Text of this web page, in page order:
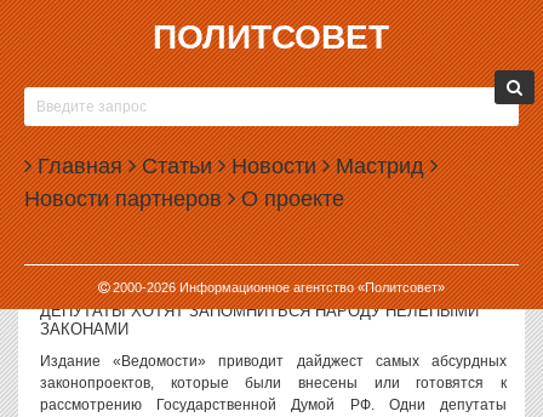
ПОЛИТСОВЕТ
Главная Статьи Новости Мастрид
Новости партнеров О проекте
2000-2026Информационное агентство «Политсовет»
12.02.2007, 16:00
БУТУСОВ НЕ ПРИЕХАЛ НА ПОХОРОНЫ ИЛЬИ
КОРМИЛЬЦЕВА
9 февраля в Москве, на Троекуровском кладбище, был похоронен
поэт, издатель, автор хитов культовой группы «Наутилус
Помпилиус» Илья Кормильцев. Как сообщает газета
«Комсомольская правда», проводить в...
12.02.2007, 15:38
ДЕПУТАТЫ ХОТЯТ ЗАПОМНИТЬСЯ НАРОДУ НЕЛЕПЫМИ
ЗАКОНАМИ
Издание «Ведомости» приводит дайджест самых абсурдных
законопроектов, которые были внесены или готовятся к
рассмотрению Государственной Думой РФ. Одни депутаты